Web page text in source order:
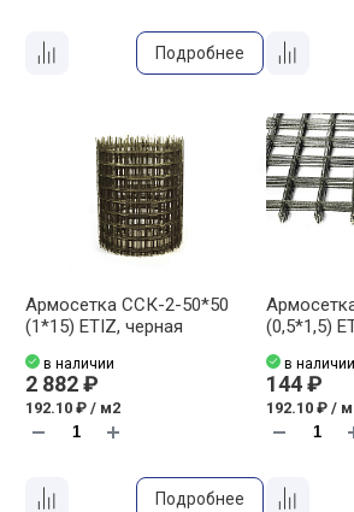
Подробнее
Армосетка ССК-2-50*50
(1*15) ETIZ, черная
в наличии
2 882 ₽
192.10 ₽ / м2
Подробнее
(0,5*1,5)
в наличии
144 ₽
192.10 ₽ /